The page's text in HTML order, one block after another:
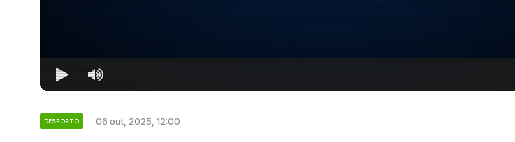
DESPORTO 06 out, 2025, 12:00